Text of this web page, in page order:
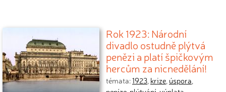
Rok 1923: Národní
divadlo ostudně plýtvá
penězi a platí špičkovým
hercům za nicnedělání!
témata:1923, krize, úspora,